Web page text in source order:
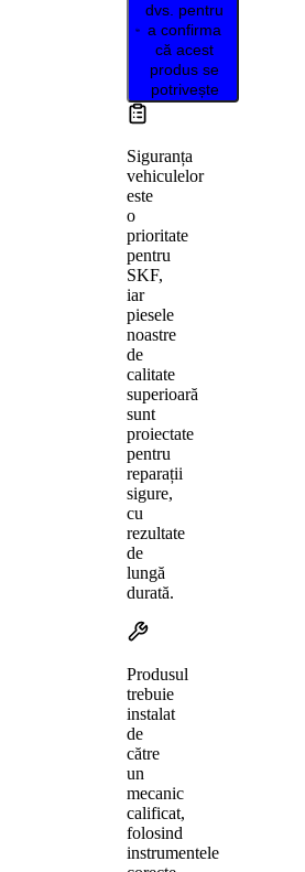
dvs. pentru
a confirma
că acest
produs se
potrivește
Siguranța
vehiculelor
este
o
prioritate
pentru
SKF,
iar
piesele
noastre
de
calitate
superioară
sunt
proiectate
pentru
reparații
sigure,
cu
rezultate
de
lungă
durată.
Produsul
trebuie
instalat
de
către
un
mecanic
calificat,
folosind
instrumentele